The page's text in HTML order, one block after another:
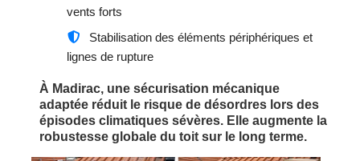
vents forts
Stabilisation des éléments périphériques et
lignes de rupture
À Madirac, une sécurisation mécanique
adaptée réduit le risque de désordres lors des
épisodes climatiques sévères. Elle augmente la
robustesse globale du toit sur le long terme.